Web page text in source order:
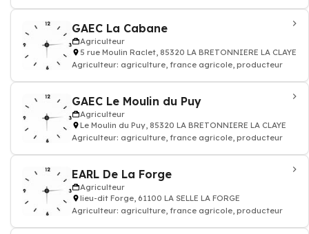
GAEC La Cabane
Agriculteur
5 rue Moulin Raclet, 85320 LA BRETONNIERE LA CLAYE
Agriculteur: agriculture, france agricole, producteur
GAEC Le Moulin du Puy
Agriculteur
Le Moulin du Puy, 85320 LA BRETONNIERE LA CLAYE
Agriculteur: agriculture, france agricole, producteur
EARL De La Forge
Agriculteur
lieu-dit Forge, 61100 LA SELLE LA FORGE
Agriculteur: agriculture, france agricole, producteur